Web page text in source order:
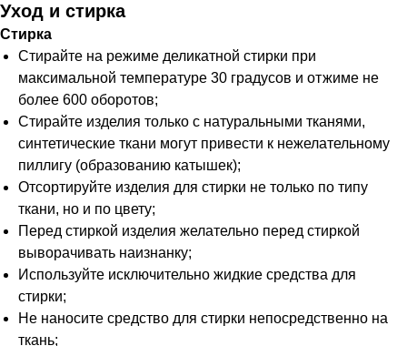
Уход и стирка
Стирка
Стирайте на режиме деликатной стирки при
максимальной температуре 30 градусов и отжиме не
более 600 оборотов;
Стирайте изделия только с натуральными тканями,
синтетические ткани могут привести к нежелательному
пиллигу (образованию катышек);
Отсортируйте изделия для стирки не только по типу
ткани, но и по цвету;
Перед стиркой изделия желательно перед стиркой
выворачивать наизнанку;
Используйте исключительно жидкие средства для
стирки;
Не наносите средство для стирки непосредственно на
ткань;